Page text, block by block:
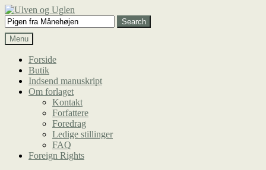
Spring
til
navigation
Spring
til
indhold
Search
for:
Search
Menu
Forside
Butik
Indsend manuskript
Om forlaget
Kontakt
Forfattere
Foredrag
Ledige stillinger
FAQ
Foreign Rights